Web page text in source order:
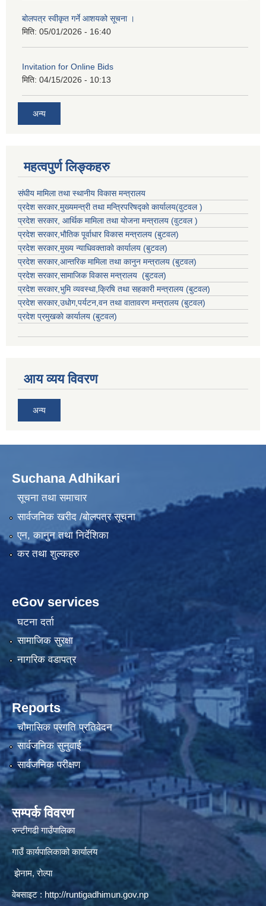
बोलपत्र स्वीकृत गर्ने आशयको सूचना ।
मिति: 05/01/2026 - 16:40
Invitation for Online Bids
मिति: 04/15/2026 - 10:13
अन्य
महत्वपुर्ण लिङ्कहरु
संघीय मामिला तथा स्थानीय विकास मन्त्रालय
प्रदेश सरकार,मुख्यमन्त्री तथा मन्त्रिपरिषद्को कार्यालय(वुटवल )
प्रदेश सरकार, आर्थिक मामिला तथा योजना मन्त्रालय (वुटवल )
प्रदेश सरकार,भाैतिक पूर्वाधार विकास मन्त्रालय (बुटवल)
प्रदेश सरकार,मुख्य न्याधिवक्ताकाे कार्यालय (बुटवल)
प्रदेश सरकार,आन्तरिक मामिला तथा कानुन मन्त्रालय (बुटवल)
प्रदेश सरकार,सामाजिक विकास मन्त्रालय (बुटवल)
प्रदेश सरकार,भुमि व्यवस्था,क्रिषि तथा सहकारी मन्त्रालय (बुटवल)
प्रदेश सरकार,उधाेग,पर्यटन,वन तथा वातावरण मन्त्रालय (बुटवल)
प्रदेश प्रमुखकाे कार्यालय (बुटवल)
आय व्यय विवरण
अन्य
Suchana Adhikari
सूचना तथा समाचार
सार्वजनिक खरीद /बोलपत्र सूचना
एन, कानुन तथा निर्देशिका
कर तथा शुल्कहरु
eGov services
घटना दर्ता
सामाजिक सुरक्षा
नागरिक वडापत्र
Reports
चौमासिक प्रगति प्रतिवेदन
सार्वजनिक सुनुवाई
सार्वजनिक परीक्षण
सम्पर्क विवरण
रुन्टीगढी गाउँपालिका
गाउँ कार्यपालिकाको कार्यालय
झेनाम, रोल्पा
वेबसाइट : http://runtigadhimun.gov.np